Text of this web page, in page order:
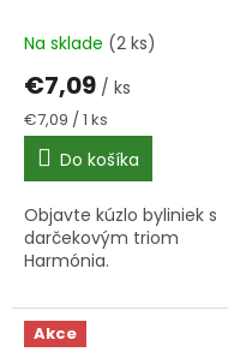
Na sklade (2 ks)
€7,09 / ks
Jednotková
cena:
€7,09 / 1 ks
Do košíka
Objavte kúzlo byliniek s
darčekovým triom
Harmónia.
Akce